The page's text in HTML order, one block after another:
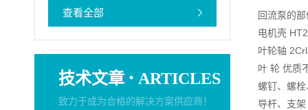
查看全部
技术文章 · ARTICLES
致力于成为合格的解决方案供应商！
回流泵的
电机壳
叶轮轴
叶 轮 优质
螺钉、螺
导杆、支